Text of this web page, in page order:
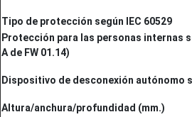
Tipo de protección según IEC 60529
Protección para las personas internas
A de FW 01.14)
Dispositivo de desconexión autónomo
Altura/anchura/profundidad (mm.)